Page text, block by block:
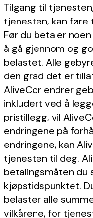
Tilgang til
tjenesten, kan føre
Før du betaler
å gå gjennom og
belastet. Alle
den grad det er
AliveCor endrer
inkludert ved å
pristillegg, vil
endringene på
endringene, kan
tjenesten til deg.
betalingsmåten du
kjøpstidspunktet.
belaster alle
vilkårene, for